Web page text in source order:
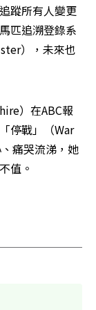
蹤所有人變更
匹追溯登錄系
），未來也
）在ABC報
停戰」（War
痛哭流涕，她
值。